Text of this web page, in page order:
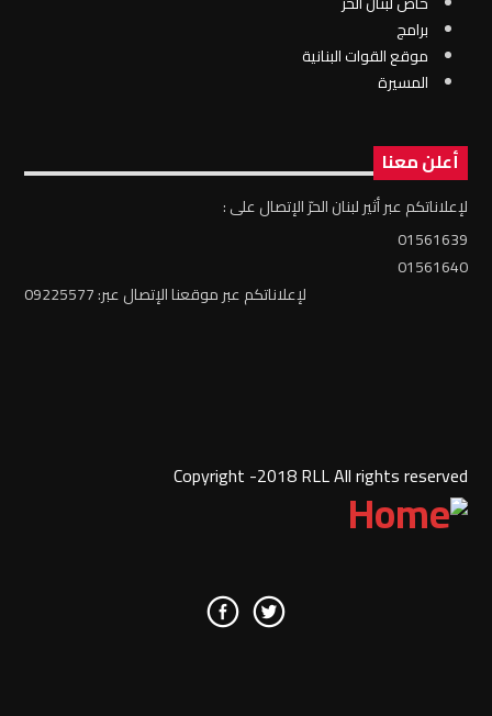
برامج
موقع القوات البنانية
المسيرة
أعلن معنا
لإعلاناتكم عبر أثير لبنان الحرّ الإتصال على :
01561639
01561640
لإعلاناتكم عبر موقعنا الإتصال عبر: 09225577
Copyright -2018 RLL All rights reserved